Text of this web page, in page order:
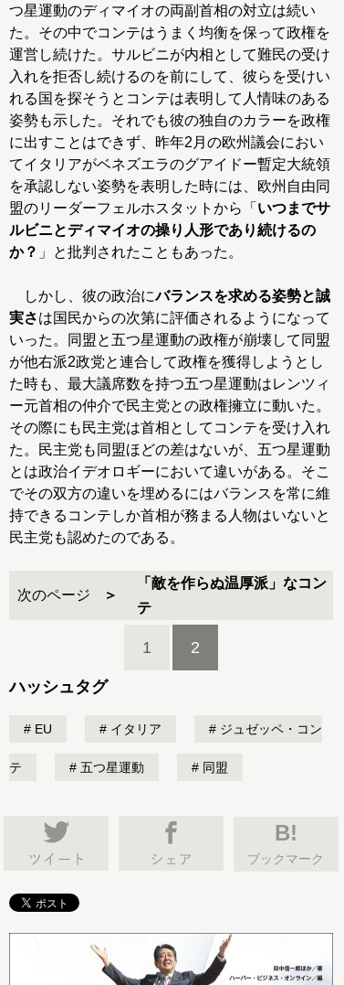
つ星運動のディマイオの両副首相の対立は続い
た。その中でコンテはうまく均衡を保って政権を
運営し続けた。サルビニが内相として難民の受け
入れを拒否し続けるのを前にして、彼らを受けい
れる国を探そうとコンテは表明して人情味のある
姿勢も示した。それでも彼の独自のカラーを政権
に出すことはできず、昨年2月の欧州議会におい
てイタリアがベネズエラのグアイドー暫定大統領
を承認しない姿勢を表明した時には、欧州自由同
盟のリーダーフェルホスタットから「 いつまでサ
ルビニとディマイオの操り人形であり続けるの
か？ 」と批判されたこともあった。
しかし、彼の政治にバランスを求める姿勢と誠
実さは国民からの次第に評価されるようになって
いった。同盟と五つ星運動の政権が崩壊して同盟
が他右派2政党と連合して政権を獲得しようとし
た時も、最大議席数を持つ五つ星運動はレンツィ
ー元首相の仲介で民主党との政権擁立に動いた。
その際にも民主党は首相としてコンテを受け入れ
た。民主党も同盟ほどの差はないが、五つ星運動
とは政治イデオロギーにおいて違いがある。そこ
でその双方の違いを埋めるにはバランスを常に維
持できるコンテしか首相が務まる人物はいないと
民主党も認めたのである。
次のページ
「敵を作らぬ温厚派」なコン
テ
1 2
ハッシュタグ
EU イタリア ジュゼッペ・コン
テ 五つ星運動 同盟
B!
ブックマーク